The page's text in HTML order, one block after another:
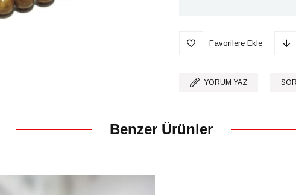
Favorilere Ekle
YORUM YAZ
Benzer Ürünler